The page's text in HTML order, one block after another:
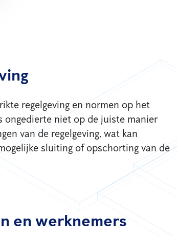
regelgeving en normen op het
ongedierte niet op de juiste manier
van de regelgeving, wat kan
sluiting of opschorting van de
en werknemers